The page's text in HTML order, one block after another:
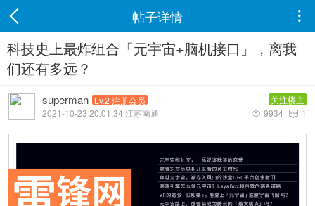
帖子详情 
科技史上最炸组合「元宇宙+脑机接口」，离我
们还有多远？
superman Lv.2 注册会员
关注楼主
2021-10-23 20:01:34 江苏南通
 1
 9934